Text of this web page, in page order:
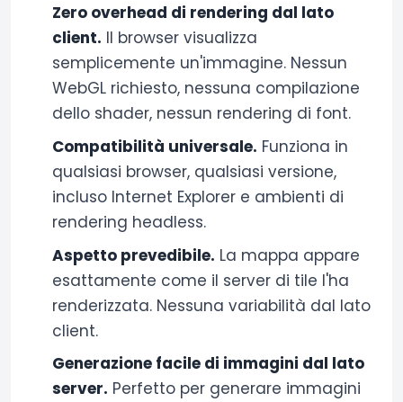
Zero overhead di rendering dal lato
client. Il browser visualizza
semplicemente un'immagine. Nessun
WebGL richiesto, nessuna compilazione
dello shader, nessun rendering di font.
Compatibilità universale. Funziona in
qualsiasi browser, qualsiasi versione,
incluso Internet Explorer e ambienti di
rendering headless.
Aspetto prevedibile. La mappa appare
esattamente come il server di tile l'ha
renderizzata. Nessuna variabilità dal lato
client.
Generazione facile di immagini dal lato
server. Perfetto per generare immagini